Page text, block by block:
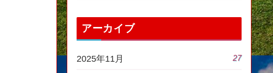
アーカイブ
2025年11月 27